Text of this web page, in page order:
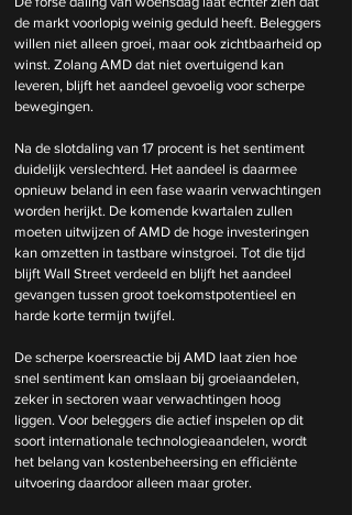
de markt voorlopig weinig geduld heeft. Beleggers
willen niet alleen groei, maar ook zichtbaarheid op
winst. Zolang AMD dat niet overtuigend kan
leveren, blijft het aandeel gevoelig voor scherpe
bewegingen.
Na de slotdaling van 17 procent is het sentiment
duidelijk verslechterd. Het aandeel is daarmee
opnieuw beland in een fase waarin verwachtingen
worden herijkt. De komende kwartalen zullen
moeten uitwijzen of AMD de hoge investeringen
kan omzetten in tastbare winstgroei. Tot die tijd
blijft Wall Street verdeeld en blijft het aandeel
gevangen tussen groot toekomstpotentieel en
harde korte termijn twijfel.
De scherpe koersreactie bij AMD laat zien hoe
snel sentiment kan omslaan bij groeiaandelen,
zeker in sectoren waar verwachtingen hoog
liggen. Voor beleggers die actief inspelen op dit
soort internationale technologieaandelen, wordt
het belang van kostenbeheersing en efficiënte
uitvoering daardoor alleen maar groter.